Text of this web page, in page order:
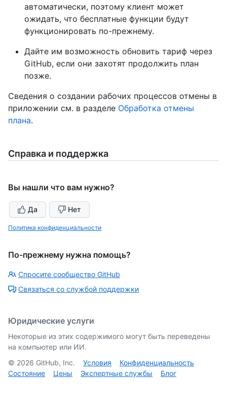
автоматически, поэтому клиент может
ожидать, что бесплатные функции будут
функционировать по-прежнему.
Дайте им возможность обновить тариф через
GitHub, если они захотят продолжить план
позже.
Сведения о создании рабочих процессов отмены в
приложении см. в разделе Обработка отмены
плана.
Справка и поддержка
Вы нашли что вам нужно?
Да Нет
Политика конфиденциальности
По-прежнему нужна помощь?
Спросите сообщество GitHub
Связаться со службой поддержки
Юридические услуги
Некоторые из этих содержимого могут быть переведены
на компьютер или ИИ.
© 2026 GitHub, Inc. Условия
Конфиденциальность
Состояние
Цены Экспертные службы Блог